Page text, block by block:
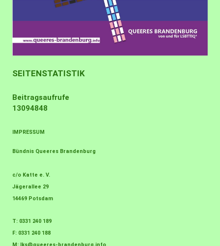
SEITENSTATISTIK
Beitragsaufrufe
13094848
IMPRESSUM
Bündnis Queeres Brandenburg
c/o Katte e. V.
Jägerallee 29
14469 Potsdam
T: 0331 240 189
F: 0331 240 188